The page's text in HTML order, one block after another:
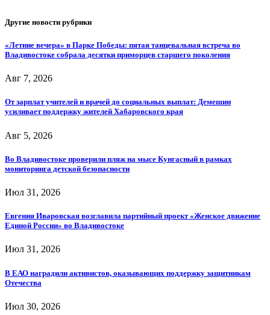
Другие новости рубрики
«Летние вечера» в Парке Победы: пятая танцевальная встреча во
Владивостоке собрала десятки приморцев старшего поколения
Авг 7, 2026
От зарплат учителей и врачей до социальных выплат: Демешин
усиливает поддержку жителей Хабаровского края
Авг 5, 2026
Во Владивостоке проверили пляж на мысе Кунгасный в рамках
мониторинга детской безопасности
Июл 31, 2026
Евгения Иваровская возглавила партийный проект «Женское движение
Единой России» во Владивостоке
Июл 31, 2026
В ЕАО наградили активистов, оказывающих поддержку защитникам
Отечества
Июл 30, 2026